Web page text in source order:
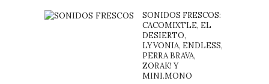
SONIDOS FRESCOS:
CACOMIXTLE, EL
DESIERTO,
LYVONIA, ENDLESS,
PERRA BRAVA,
ZORAK! Y
MINI.MONO